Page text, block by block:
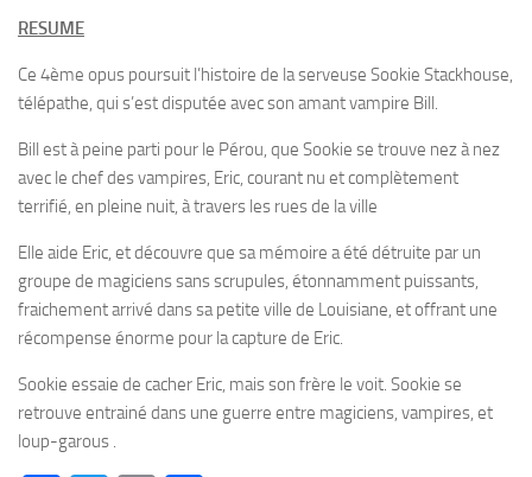
RESUME
Ce 4ème opus poursuit l’histoire de la serveuse Sookie Stackhouse,
télépathe, qui s’est disputée avec son amant vampire Bill.
Bill est à peine parti pour le Pérou, que Sookie se trouve nez à nez
avec le chef des vampires, Eric, courant nu et complètement
terrifié, en pleine nuit, à travers les rues de la ville
Elle aide Eric, et découvre que sa mémoire a été détruite par un
groupe de magiciens sans scrupules, étonnamment puissants,
fraichement arrivé dans sa petite ville de Louisiane, et offrant une
récompense énorme pour la capture de Eric.
Sookie essaie de cacher Eric, mais son frère le voit. Sookie se
retrouve entrainé dans une guerre entre magiciens, vampires, et
loup-garous .